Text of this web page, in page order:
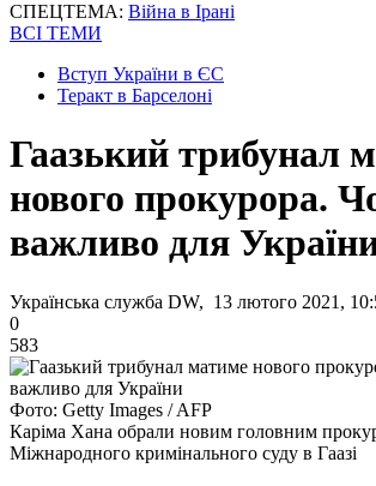
СПЕЦТЕМА: Війна в Ірані
ВСІ ТЕМИ
Вступ України в ЄС
Теракт в Барселоні
Гаазький трибунал
нового прокурора.
важливо для
Українська служба DW, 13 лютого 2021,
0
583
Фото: Getty Images / AFP
Каріма Хана обрали новим головним
Міжнародного кримінального суду в Гаазі